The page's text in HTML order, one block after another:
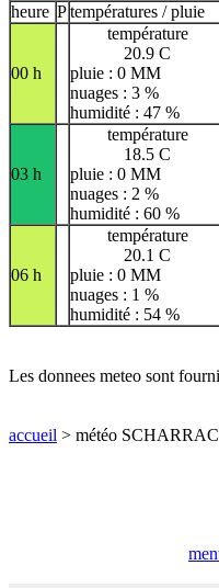
heure Ptempératures / pluie
00 h
température
20.9 C
pluie : 0 MM
nuages : 3 %
humidité : 47 %
03 h
température
18.5 C
pluie : 0 MM
nuages : 2 %
humidité : 60 %
06 h
température
20.1 C
pluie : 0 MM
nuages : 1 %
humidité : 54 %
Les donnees meteo sont
accueil > météo